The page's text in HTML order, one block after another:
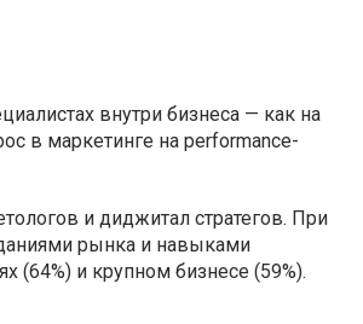
внутри бизнеса — как на
в маркетинге на performance-
и диджитал стратегов. При
рынка и навыками
(64%) и крупном бизнесе (59%).